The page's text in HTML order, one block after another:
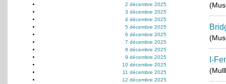
2 décembre 2025
3 décembre 2025
4 décembre 2025
5 décembre 2025
6 décembre 2025
7 décembre 2025
8 décembre 2025
9 décembre 2025
10 décembre 2025
11 décembre 2025
12 décembre 2025
I-